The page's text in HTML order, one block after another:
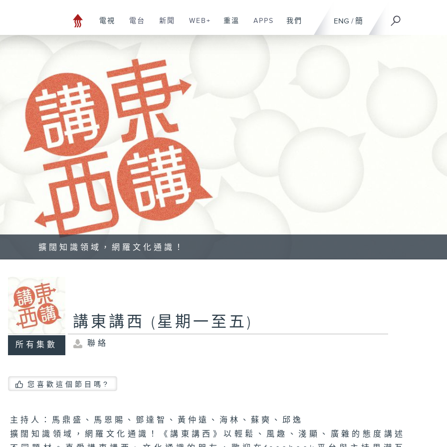
ENG / 簡
電視 電台 新聞 WEB+ 重溫 APPS 我們
擴闊知識領域，網羅文化通識！
所有集數
講東講西 (星期一至五)
聯絡
您喜歡這個節目嗎?
主持人：馬鼎盛、馬恩賜、鄧達智、黃仲遠、海林、蘇奭、邱逸
擴闊知識領域，網羅文化通識！《講東講西》以輕鬆、風趣、淺顯、廣雜的態度講述